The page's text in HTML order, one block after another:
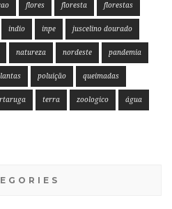
flores floresta florestas
indio inpe juscelino dourado
natureza nordeste pandemia
poluição queimadas
terra zoologico água